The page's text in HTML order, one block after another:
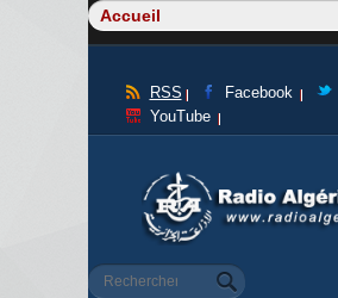
RSS Facebook
YouTube
Formulaire de
Rechercher